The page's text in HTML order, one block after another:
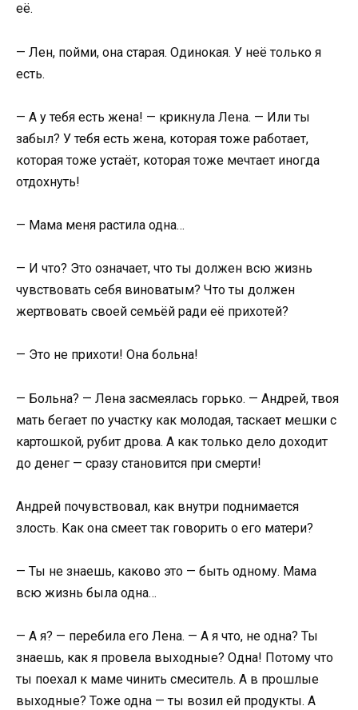
её.
— Лен, пойми, она старая. Одинокая. У неё только я
есть.
— А у тебя есть жена! — крикнула Лена. — Или ты
забыл? У тебя есть жена, которая тоже работает,
которая тоже устаёт, которая тоже мечтает иногда
отдохнуть!
— Мама меня растила одна…
— И что? Это означает, что ты должен всю жизнь
чувствовать себя виноватым? Что ты должен
жертвовать своей семьёй ради её прихотей?
— Это не прихоти! Она больна!
— Больна? — Лена засмеялась горько. — Андрей, твоя
мать бегает по участку как молодая, таскает мешки с
картошкой, рубит дрова. А как только дело доходит
до денег — сразу становится при смерти!
Андрей почувствовал, как внутри поднимается
злость. Как она смеет так говорить о его матери?
— Ты не знаешь, каково это — быть одному. Мама
всю жизнь была одна…
— А я? — перебила его Лена. — А я что, не одна? Ты
знаешь, как я провела выходные? Одна! Потому что
ты поехал к маме чинить смеситель. А в прошлые
выходные? Тоже одна — ты возил ей продукты. А